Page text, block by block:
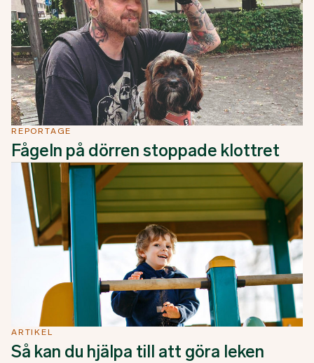
REPORTAGE
Fågeln på dörren stoppade klottret
ARTIKEL
Så kan du hjälpa till att göra leken